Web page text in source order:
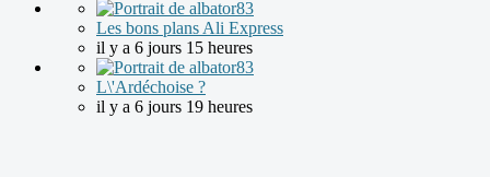
Les bons plans Ali Express
il y a 6 jours 15 heures
L\'Ardéchoise ?
il y a 6 jours 19 heures